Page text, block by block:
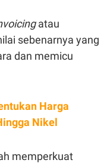
atau
sebenarnya yang
dan memicu
Harga
Nikel
memperkuat